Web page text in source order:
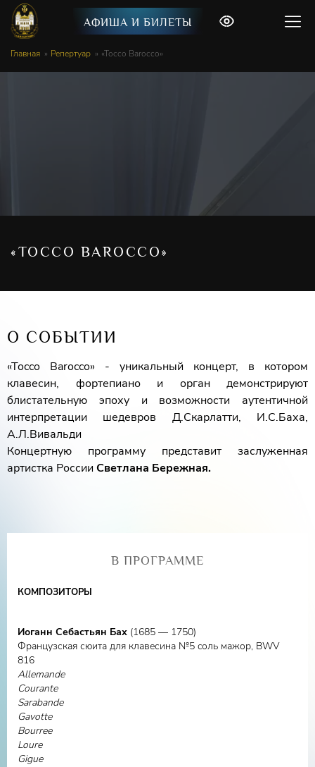
АФИША И БИЛЕТЫ
Главная Репертуар «Tocco Barocco»
«TOCCO BAROCCO»
О СОБЫТИИ
«Tocco Barocco» - уникальный концерт, в котором
клавесин, фортепиано и орган демонстрируют
блистательную эпоху и возможности аутентичной
интерпретации шедевров Д.Скарлатти, И.С.Баха,
А.Л.Вивальди
Концертную программу представит заслуженная
артистка России Светлана Бережная.
В ПРОГРАММЕ
КОМПОЗИТОРЫ
Иоганн Себастьян Бах (1685 — 1750)
Французская сюита для клавесина №5 cоль мажор, BWV
816
Allemande
Courante
Sarabande
Gavotte
Bourree
Loure
Gigue